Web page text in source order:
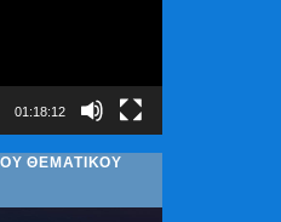
01:18:12
ΘΕΜΑΤΙΚΟΥ